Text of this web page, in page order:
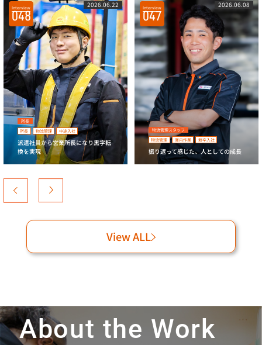
2026.06.22
Interview
048
所長
所長
物流管理 中途入社
派遣社員から営業所長になり黒字転
換を実現
2026.06.08
Interview
047
物流管理スタッフ
物流管理
庫内作業 新卒入社
振り返って感じた、人としての成長
View ALL
About the Work